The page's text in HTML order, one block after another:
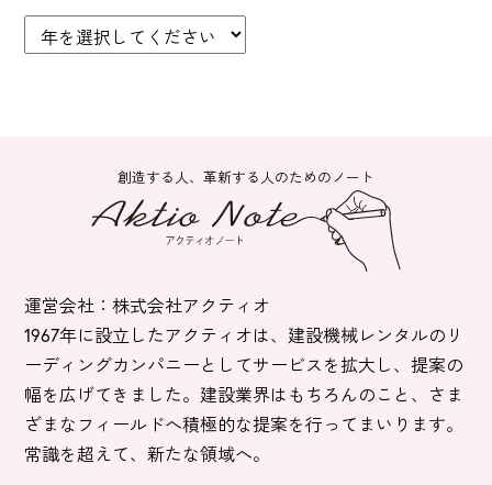
創造する人、革新する人のためのノート
運営会社：株式会社アクティオ
1967年に設立したアクティオは、建設機械レンタルのリ
ーディングカンパニーとしてサービスを拡大し、提案の
幅を広げてきました。建設業界はもちろんのこと、さま
ざまなフィールドへ積極的な提案を行ってまいります。
常識を超えて、新たな領域へ。